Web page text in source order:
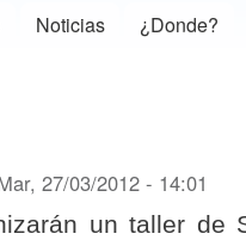
Noticias ¿Donde?
27/03/2012 - 14:01
un taller de